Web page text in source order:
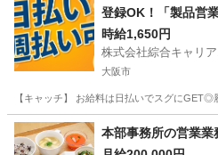
登録OK！「製品営
円！大阪府大阪市中
ッフが多数活躍中★
時給1,650円
株式会社綜合キャリ
大阪市
【キャッチ】 お給料は日払いでスグに
大阪 大阪市 その他
本部事務所の営業業